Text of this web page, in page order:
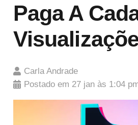
Paga A
Carla Andrade
Postado em 27 jan às 1:04